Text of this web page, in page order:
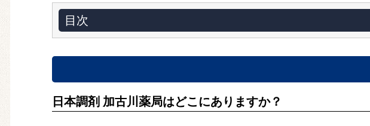
目次
日本調剤 加古川薬局はどこにありますか？